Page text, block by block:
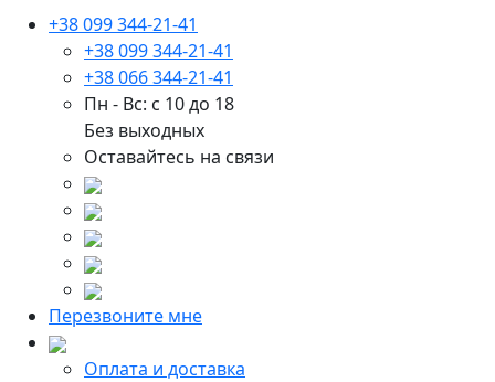
+38 099 344-21-41
+38 099 344-21-41
+38 066 344-21-41
Пн - Вс: с 10 до 18
Без выходных
Оставайтесь на связи
Перезвоните мне
Оплата и доставка